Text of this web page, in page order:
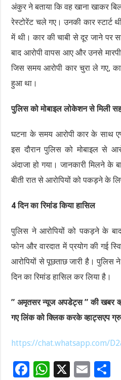
अंकुर ने बताया कि वह खाना खाकर
रेस्टोरेंट चले गए। उनकी कार स्टार्ट
में थी। कार की चाबी से दूर जाने पर
बाद आरोपी वापस आए और उनसे
जिस समय आरोपी कार चुरा ले गए,
हुआ था।
पुलिस को मोबाइल लोकेशन से मिली
घटना के समय आरोपी कार के साथ
इस दौरान पुलिस को मोबाइल से
अंदाजा हो गया। जानकारी मिलने
बीती रात से आरोपियों को पकड़ने के
4 दिन का रिमांड किया हासिल
पुलिस ने आरोपियों को पकड़ने के
फोन और वारदात में प्रयोग की गई
आरोपियों से पूछताछ जारी है। पुलिस
दिन का रिमांड हासिल कर लिया है।
” अमृतसर न्यूज अपडेट्स ” की खबर
गए लिंक को क्लिक करके व्हाट्सएप
https://chat.whatsapp.com/
F
W X
E